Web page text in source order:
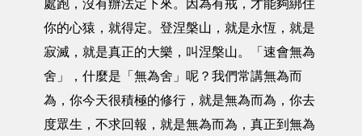
處跑，沒有辦法定下來。因為有戒，才能夠綁住
你的心猿，就得定。登涅槃山，就是永恆，就是
寂滅，就是真正的大樂，叫涅槃山。「速會無為
舍」，什麼是「無為舍」呢？我們常講無為而
為，你今天很積極的修行，就是無為而為，你去
度眾生，不求回報，就是無為而為，真正到無為